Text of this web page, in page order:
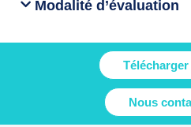
Modalité d’évaluation
Nous